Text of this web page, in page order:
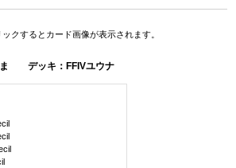
クするとカード画像が表示されます。
ま デッキ：FFIVユウナ